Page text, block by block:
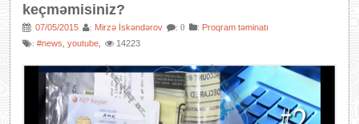
AVADANLIQLAR
XƏBƏRLƏR
keçməmisiniz?
: 07/05/2015 : Mirzə İskəndərov : 0 : Proqram təminatı
: #news youtube 14223